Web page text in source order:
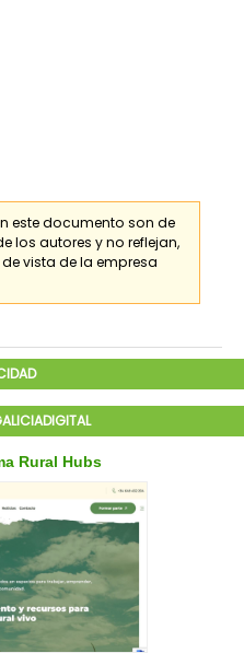
este documento son de
los autores y no reflejan,
vista de la empresa